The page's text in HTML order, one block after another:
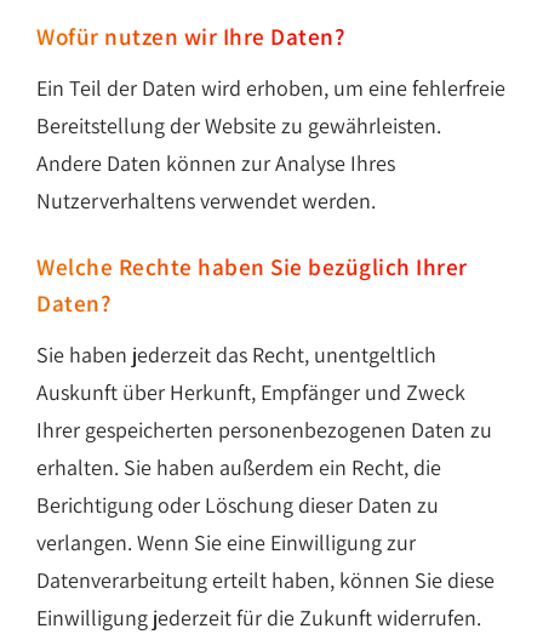
Wofür nutzen wir Ihre Daten?
Ein Teil der Daten wird erhoben, um eine fehlerfreie
Bereitstellung der Website zu gewährleisten.
Andere Daten können zur Analyse Ihres
Nutzerverhaltens verwendet werden.
Welche Rechte haben Sie bezüglich Ihrer
Daten?
Sie haben jederzeit das Recht, unentgeltlich
Auskunft über Herkunft, Empfänger und Zweck
Ihrer gespeicherten personenbezogenen Daten zu
erhalten. Sie haben außerdem ein Recht, die
Berichtigung oder Löschung dieser Daten zu
verlangen. Wenn Sie eine Einwilligung zur
Datenverarbeitung erteilt haben, können Sie diese
Einwilligung jederzeit für die Zukunft widerrufen.